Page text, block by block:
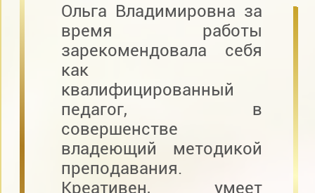
Ольга Владимировна за
время работы
зарекомендовала себя
как
квалифицированный
педагог, в
совершенстве
владеющий методикой
преподавания.
Креативен, умеет